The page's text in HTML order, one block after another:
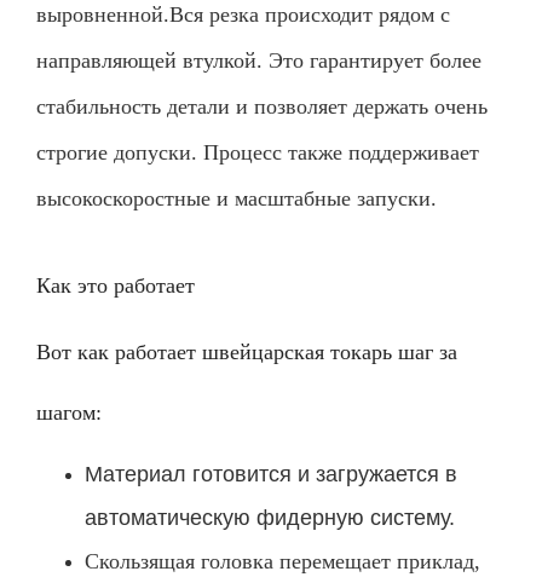
выровненной.Вся резка происходит рядом с
направляющей втулкой. Это гарантирует более
стабильность детали и позволяет держать очень
строгие допуски. Процесс также поддерживает
высокоскоростные и масштабные запуски.
Как это работает
Вот как работает швейцарская токарь шаг за
шагом:
Материал готовится и загружается в
автоматическую фидерную систему.
Скользящая головка перемещает приклад,